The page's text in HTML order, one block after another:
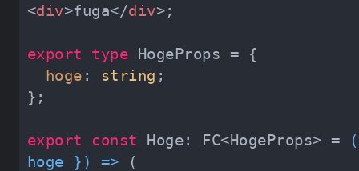
<div>fuga</div>
export type
hoge : string
export const Hoge: FC<HogeProps> = (
hoge } ) =>